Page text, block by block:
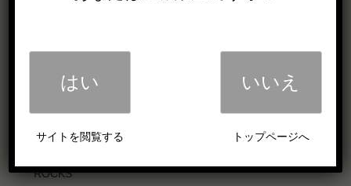
WHISKY
Single Malt Whisky
Blended Whisky
ROCKS
はい
サイトを閲覧する
いいえ
トップページへ